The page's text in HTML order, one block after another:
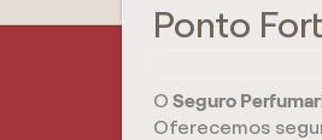
Ponto
O Seguro
Oferecemos